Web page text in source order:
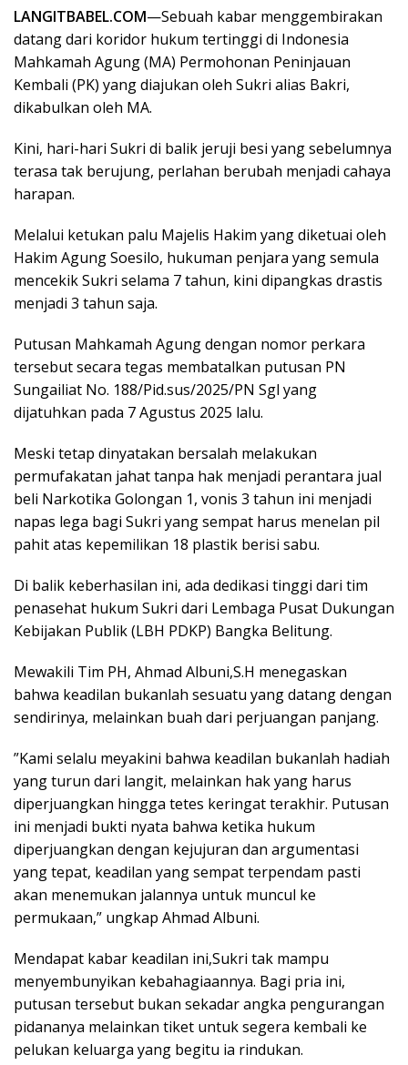
LANGITBABEL.COM—Sebuah kabar menggembirakan
datang dari koridor hukum tertinggi di Indonesia
Mahkamah Agung (MA) Permohonan Peninjauan
Kembali (PK) yang diajukan oleh Sukri alias Bakri,
dikabulkan oleh MA.
​Kini, hari-hari Sukri di balik jeruji besi yang sebelumnya
terasa tak berujung, perlahan berubah menjadi cahaya
harapan.
Melalui ketukan palu Majelis Hakim yang diketuai oleh
Hakim Agung Soesilo, hukuman penjara yang semula
mencekik Sukri selama 7 tahun, kini dipangkas drastis
menjadi 3 tahun saja.
​Putusan Mahkamah Agung dengan nomor perkara
tersebut secara tegas membatalkan putusan PN
Sungailiat No. 188/Pid.sus/2025/PN Sgl yang
dijatuhkan pada 7 Agustus 2025 lalu.
Meski tetap dinyatakan bersalah melakukan
permufakatan jahat tanpa hak menjadi perantara jual
beli Narkotika Golongan 1, vonis 3 tahun ini menjadi
napas lega bagi Sukri yang sempat harus menelan pil
pahit atas kepemilikan 18 plastik berisi sabu.
​Di balik keberhasilan ini, ada dedikasi tinggi dari tim
penasehat hukum Sukri dari Lembaga Pusat Dukungan
Kebijakan Publik (LBH PDKP) Bangka Belitung.
Mewakili Tim PH, Ahmad Albuni,S.H menegaskan
bahwa keadilan bukanlah sesuatu yang datang dengan
sendirinya, melainkan buah dari perjuangan panjang.
​”Kami selalu meyakini bahwa keadilan bukanlah hadiah
yang turun dari langit, melainkan hak yang harus
diperjuangkan hingga tetes keringat terakhir. Putusan
ini menjadi bukti nyata bahwa ketika hukum
diperjuangkan dengan kejujuran dan argumentasi
yang tepat, keadilan yang sempat terpendam pasti
akan menemukan jalannya untuk muncul ke
permukaan,” ungkap Ahmad Albuni.
Mendapat kabar keadilan ini,Sukri tak mampu
menyembunyikan kebahagiaannya. Bagi pria ini,
putusan tersebut bukan sekadar angka pengurangan
pidananya melainkan tiket untuk segera kembali ke
pelukan keluarga yang begitu ia rindukan.